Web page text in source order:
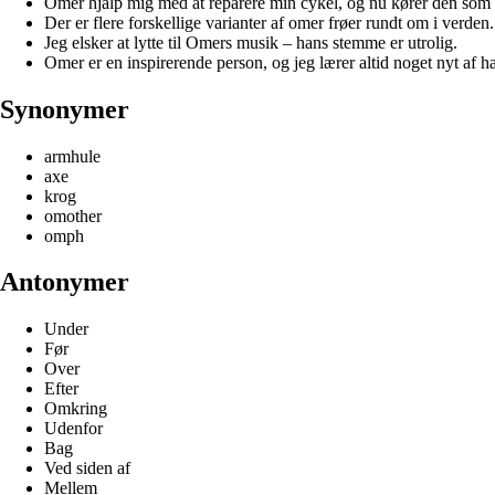
Der er flere forskellige varianter af omer frøer rundt om i verden.
Jeg elsker at lytte til Omers musik – hans stemme er utrolig.
Omer er en inspirerende person, og jeg lærer altid noget nyt af
Synonymer
armhule
axe
krog
omother
omph
Antonymer
Under
Før
Over
Efter
Omkring
Udenfor
Bag
Ved siden af
Mellem